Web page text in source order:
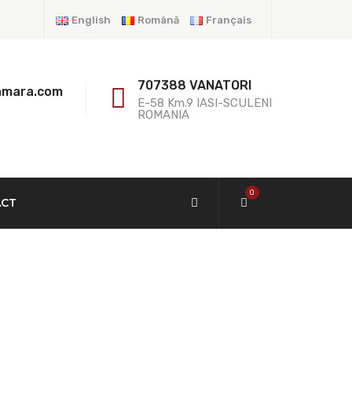
English Română Français
707388 VANATORI
E-58 Km.9 IASI-SCULENI
ROMANIA
0